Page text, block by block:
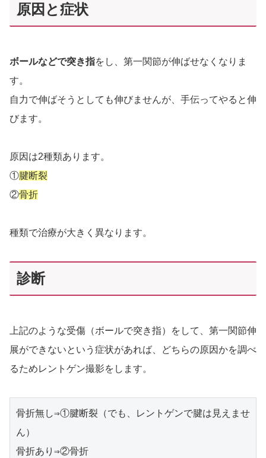
原因と症状
ボールなどで突き指をし、第一関節が伸ばせなくなりま
す。
自力で伸ばそうとしても伸びませんが、手伝ってやると伸
びます。
原因は2種類あります。
①腱断裂
②骨折
種類で治療が大きく異なります。
診断
上記のような受傷（ボールで突き指）をして、第一関節伸
展ができないという症状があれば、どちらの原因かを調べ
るためレントゲン撮影をします。
骨折無し⇒①腱断裂（でも、レントゲンで腱は見えませ
ん）
骨折あり⇒②骨折